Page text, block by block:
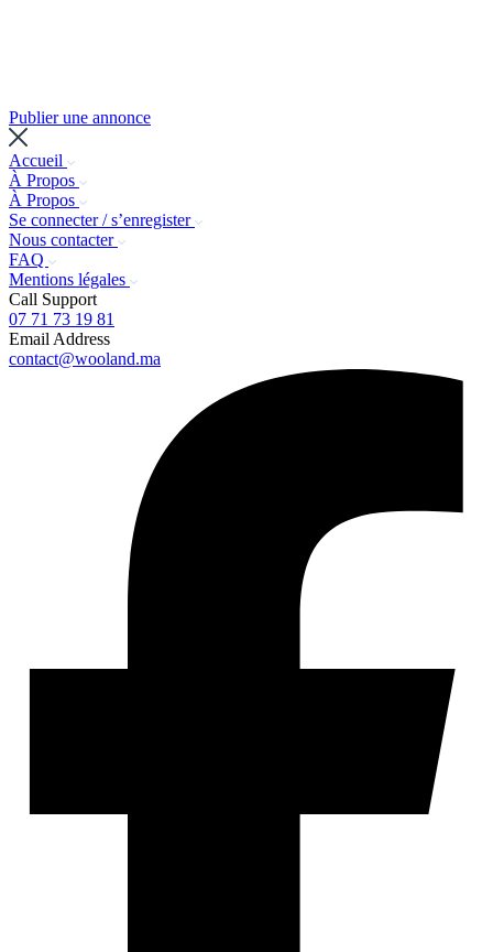
Publier une annonce
Accueil
À Propos
À Propos
Se connecter / s’enregister
Nous contacter
FAQ
Mentions légales
Call Support
07 71 73 19 81
Email Address
contact@wooland.ma